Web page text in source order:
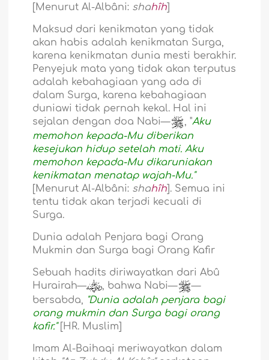
[Menurut Al-Albâni: shahîh
Maksud dari kenikmatan yang tidak
akan habis adalah kenikmatan Surga,
karena kenikmatan dunia mesti berakhir.
Penyejuk mata yang tidak akan terputus
adalah kebahagiaan yang ada di
dalam Surga, karena kebahagiaan
duniawi tidak pernah kekal. Hal ini
sejalan dengan doa Nabi—
, "Aku
memohon kepada-Mu diberikan
kesejukan hidup setelah mati. Aku
memohon kepada-Mu dikaruniakan
kenikmatan menatap wajah-Mu."
[Menurut Al-Albâni: shahîh ]. Semua ini
tentu tidak akan terjadi kecuali di
Surga.
Dunia adalah Penjara bagi Orang
Mukmin dan Surga bagi Orang Kafir
Sebuah hadits diriwayatkan dari Abû
Hurairah—
, bahwa Nabi—
—
bersabda, "Dunia adalah penjara bagi
orang mukmin dan Surga bagi orang
kafir."[HR. Muslim]
Imam Al-Baihaqi meriwayatkan dalam